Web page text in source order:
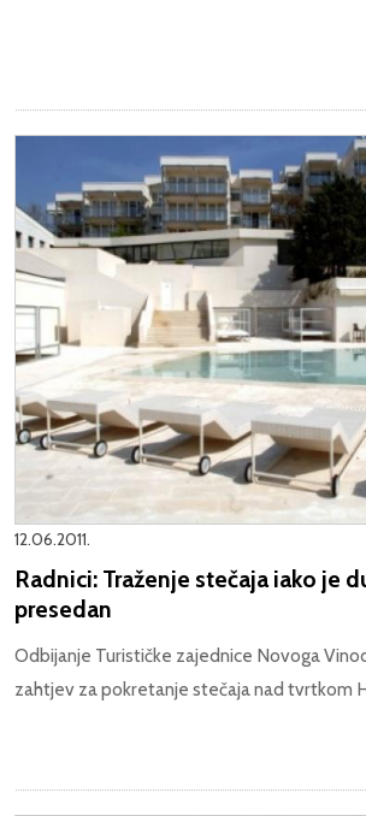
12.06.2011.
Radnici: Traženje stečaja iako je
presedan
Odbijanje Turističke zajednice Novoga
zahtjev za pokretanje stečaja nad tvrtkom